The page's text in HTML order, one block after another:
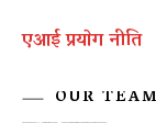
एआई प्रयाेग नीति
OUR TEAM